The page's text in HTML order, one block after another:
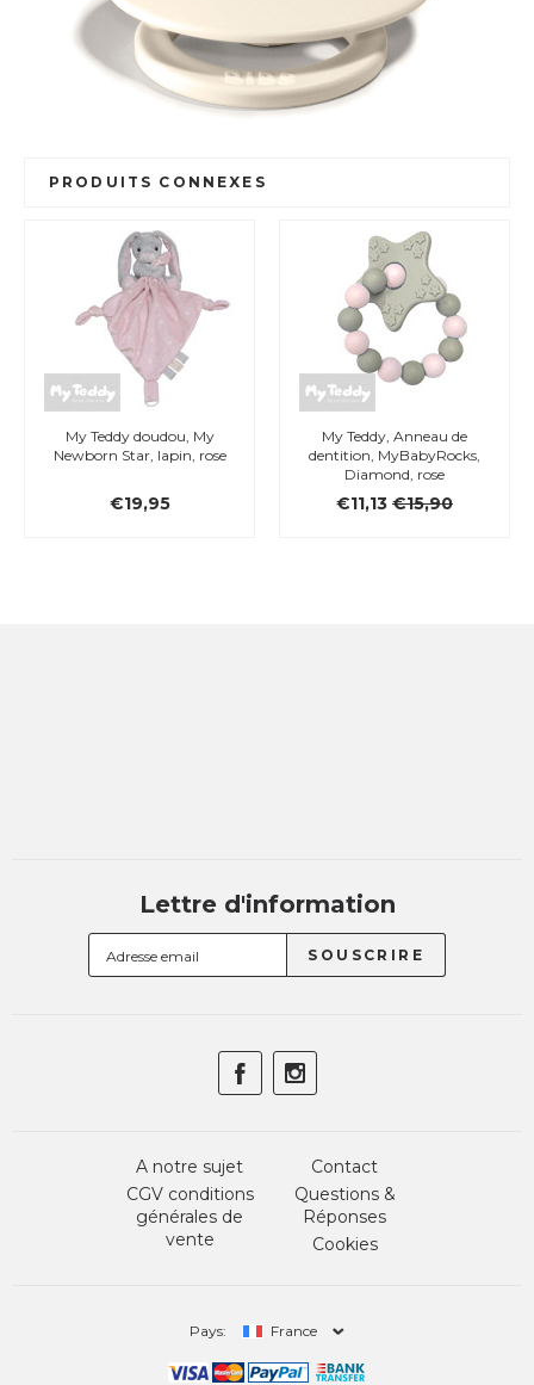
PRODUITS CONNEXES
My Teddy doudou, My
Newborn Star, lapin, rose
€19,95
My Teddy, Anneau de
dentition, MyBabyRocks,
Diamond, rose
€11,13 €15,90
Lettre d'information
A notre sujet
CGV conditions
générales de
vente
Contact
Questions &
Réponses
Cookies
Pays: France